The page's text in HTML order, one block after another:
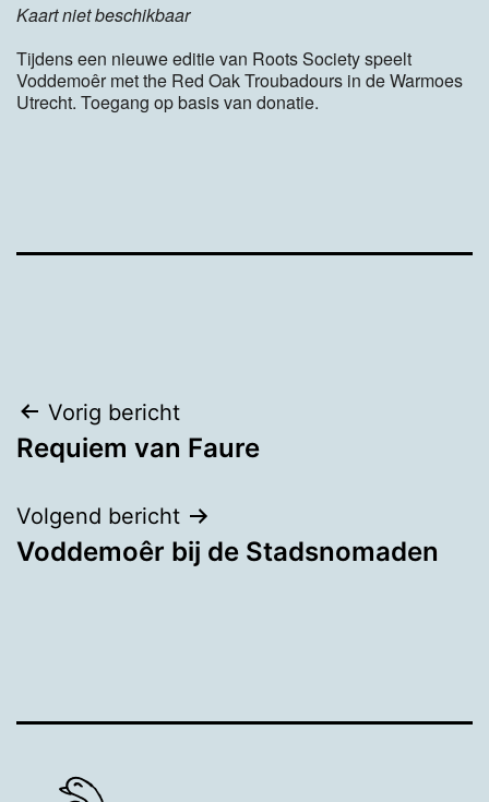
Kaart niet beschikbaar
Tijdens een nieuwe editie van Roots Society speelt
Voddemoêr met the Red Oak Troubadours in de Warmoes
Utrecht. Toegang op basis van donatie.
Bericht
navigatie
Vorig bericht
Requiem van Faure
Volgend bericht
Voddemoêr bij de Stadsnomaden